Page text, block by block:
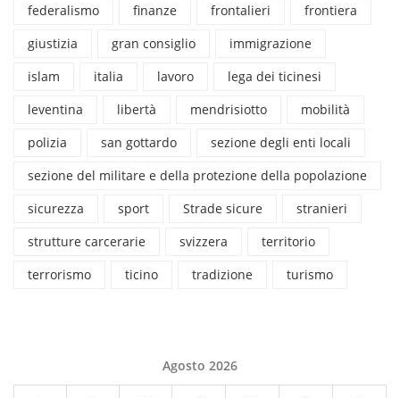
federalismo
finanze frontalieri
frontiera
giustizia
gran consiglio
immigrazione
islam
italia lavoro
lega dei ticinesi
leventina
libertà mendrisiotto
mobilità
polizia
san gottardo
sezione degli enti locali
sezione del militare e della protezione della popolazione
sicurezza
sport Strade sicure
stranieri
strutture carcerarie
svizzera
territorio
terrorismo
ticino tradizione turismo
Agosto 2026